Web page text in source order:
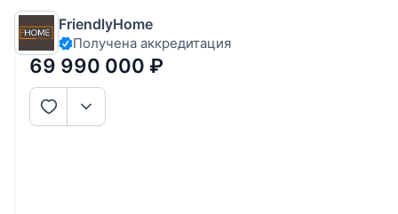
20 соток, расположенный в СНТ Горки-2 (2-я очередь) в
Солослово, в 18 км от Москвы по Рублево-Успенскому
шоссе или платной дороге. Дом 2015 года постройки,
Отделка 2020 год.
FriendlyHome
Получена аккредитация
69 990 000 ₽